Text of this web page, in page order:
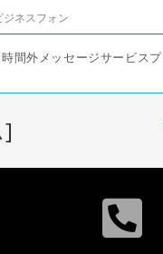
ネスフォン
時間外メッセージサービス